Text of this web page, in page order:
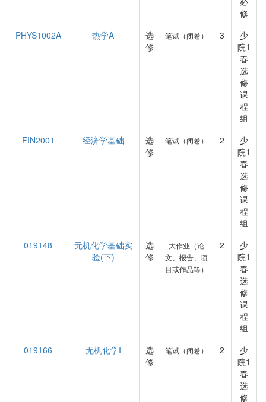
修
PHYS1002A
热学A
选
修
笔试（闭卷） 3
少
院1
春
选
修
课
程
组
FIN2001
经济学基础
选
修
笔试（闭卷） 2
少
院1
春
选
修
课
程
组
019148
无机化学基础实
验(下)
选
修
大作业（论
文、报告、项
目或作品等）
2
少
院1
春
选
修
课
程
组
019166
无机化学I
选
修
笔试（闭卷） 2
少
院1
春
选
修